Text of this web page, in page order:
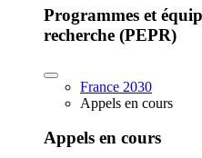
Programmes et
recherche (PEPR)
France 2030
Appels en cours
Appels en cours